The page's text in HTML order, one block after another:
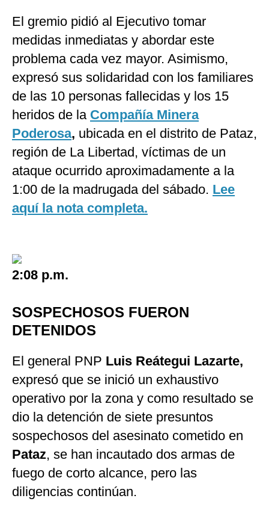
El gremio pidió al Ejecutivo tomar
medidas inmediatas y abordar este
problema cada vez mayor. Asimismo,
expresó sus solidaridad con los familiares
de las 10 personas fallecidas y los 15
heridos de la Compañía Minera
Poderosa, ubicada en el distrito de Pataz,
región de La Libertad, víctimas de un
ataque ocurrido aproximadamente a la
1:00 de la madrugada del sábado. Lee
aquí la nota completa.
2:08 p.m.
SOSPECHOSOS FUERON
DETENIDOS
El general PNP Luis Reátegui Lazarte,
expresó que se inició un exhaustivo
operativo por la zona y como resultado se
dio la detención de siete presuntos
sospechosos del asesinato cometido en
Pataz, se han incautado dos armas de
fuego de corto alcance, pero las
diligencias continúan.